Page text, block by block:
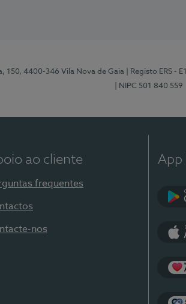
150, 4400-346 Vila Nova de Gaia | Registo ERS -
| NIPC 501 840 559
ao cliente
frequentes
nos
App